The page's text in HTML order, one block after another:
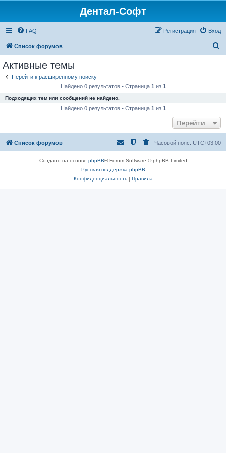
Дентал-Софт
FAQ Вход
Регистрация
Список форумов
Активные темы
Перейти к расширенному поиску
Найдено 0 результатов • Страница 1 из 1
Подходящих тем или сообщений не найдено.
Найдено 0 результатов • Страница 1 из 1
Перейти
Список форумов Часовой пояс: UTC+03:00
Создано на основе phpBB® Forum Software © phpBB Limited
Русская поддержка phpBB
Конфиденциальность| Правила